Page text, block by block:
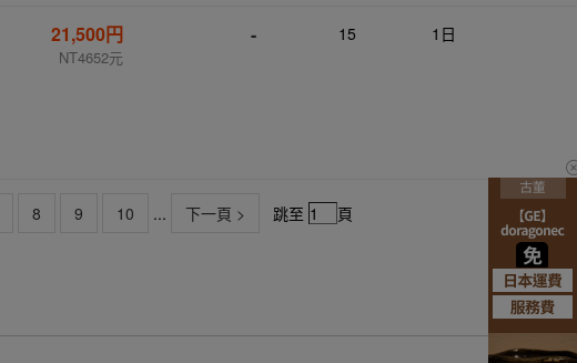
21,500円
NT4652元
- 15 1日
8 9 10 ... 下一頁 > 跳至 頁